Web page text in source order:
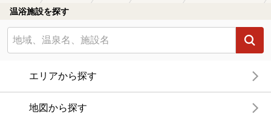
温浴施設を探す
エリアから探す
地図から探す